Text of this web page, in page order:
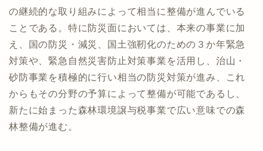
の継続的な取り組みによって相当に整備が進んでいる
ことである。特に防災面においては、本来の事業に加
え、国の防災・減災、国土強靭化のための３か年緊急
対策や、緊急自然災害防止対策事業を活用し、治山・
砂防事業を積極的に行い相当の防災対策が進み、これ
からもその分野の予算によって整備が可能であるし、
新たに始まった森林環境譲与税事業で広い意味での森
林整備が進む。